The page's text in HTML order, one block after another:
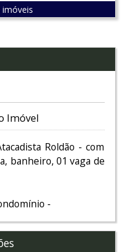
Imóvel
Roldão - com
banheiro, 01 vaga de
-